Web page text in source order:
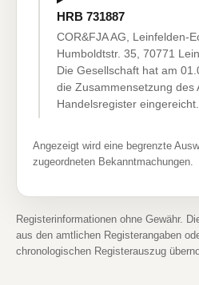
HRB 731887
COR&FJA AG, Leinfelden-
Humboldtstr. 35, 70771
Die Gesellschaft hat am
die Zusammensetzung des
Handelsregister eingereicht.
Angezeigt wird eine begrenzte
zugeordneten Bekanntmachungen.
Registerinformationen ohne Gewähr.
aus den amtlichen Registerangaben
chronologischen Registerauszug